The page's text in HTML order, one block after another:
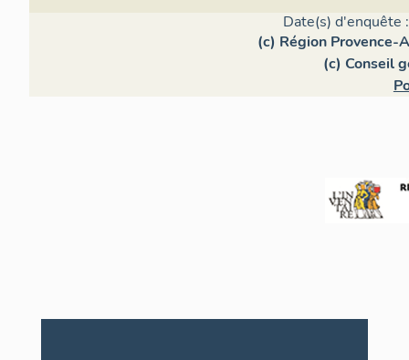
Date(s) d'enquête
(c) Région
(c) Conseil